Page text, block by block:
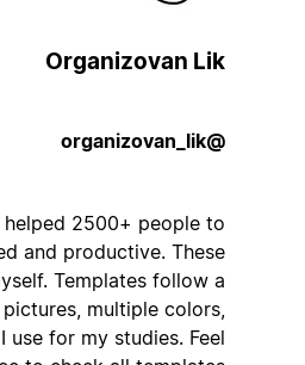
Organizovan Lik
that helped 2500+ people to
and productive. These
myself. Templates follow a
pictures, multiple colors,
I use for my studies. Feel